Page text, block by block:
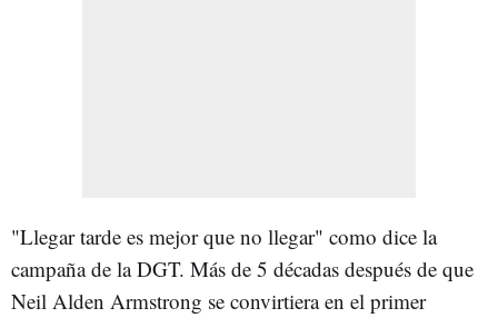
"Llegar tarde es mejor que no llegar" como dice la
campaña de la DGT. Más de 5 décadas después de que
Neil Alden Armstrong se convirtiera en el primer